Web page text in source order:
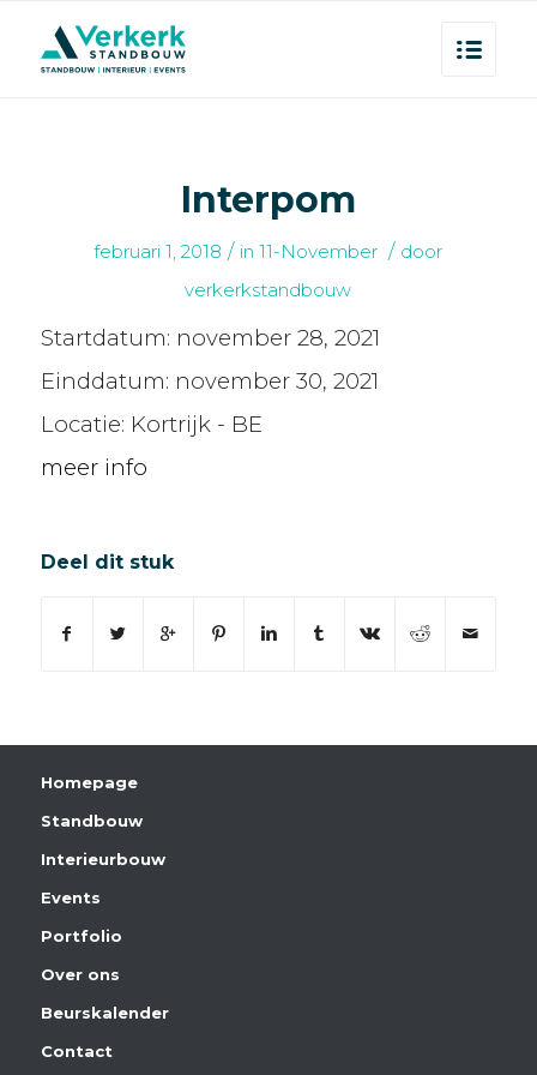
Interpom
februari 1, 2018 / in11-November / door
verkerkstandbouw
Startdatum: november 28, 2021
Einddatum: november 30, 2021
Locatie: Kortrijk - BE
meer info
Deel dit stuk
Homepage
Standbouw
Interieurbouw
Events
Portfolio
Over ons
Beurskalender
Contact